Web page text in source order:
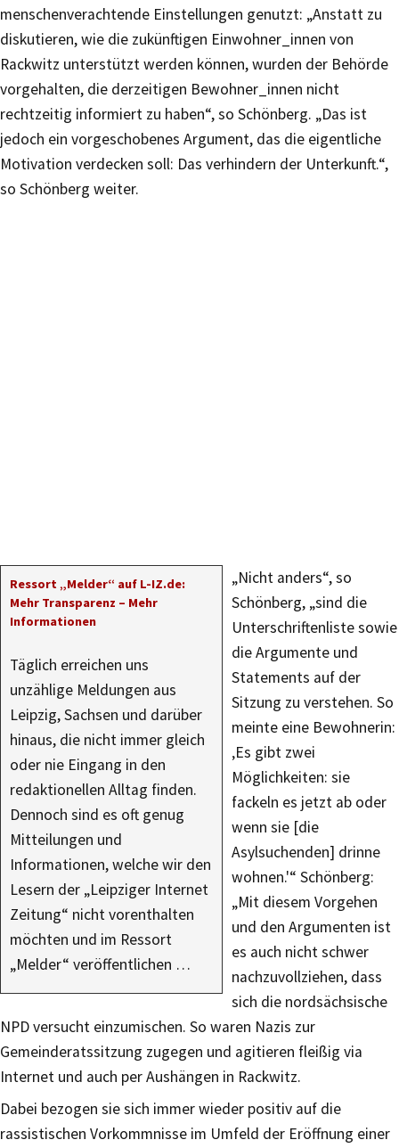
menschenverachtende Einstellungen genutzt: „Anstatt zu
diskutieren, wie die zukünftigen Einwohner_innen von
Rackwitz unterstützt werden können, wurden der Behörde
vorgehalten, die derzeitigen Bewohner_innen nicht
rechtzeitig informiert zu haben“, so Schönberg. „Das ist
jedoch ein vorgeschobenes Argument, das die eigentliche
Motivation verdecken soll: Das verhindern der Unterkunft.“,
so Schönberg weiter.
Ressort „Melder“ auf L-IZ.de:
Mehr Transparenz – Mehr
Informationen
Täglich erreichen uns
unzählige Meldungen aus
Leipzig, Sachsen und darüber
hinaus, die nicht immer gleich
oder nie Eingang in den
redaktionellen Alltag finden.
Dennoch sind es oft genug
Mitteilungen und
Informationen, welche wir den
Lesern der „Leipziger Internet
Zeitung“ nicht vorenthalten
möchten und im Ressort
„Melder“ veröffentlichen …
„Nicht anders“, so
Schönberg, „sind die
Unterschriftenliste sowie
die Argumente und
Statements auf der
Sitzung zu verstehen. So
meinte eine Bewohnerin:
‚Es gibt zwei
Möglichkeiten: sie
fackeln es jetzt ab oder
wenn sie [die
Asylsuchenden] drinne
wohnen.'“ Schönberg:
„Mit diesem Vorgehen
und den Argumenten ist
es auch nicht schwer
nachzuvollziehen, dass
sich die nordsächsische
NPD versucht einzumischen. So waren Nazis zur
Gemeinderatssitzung zugegen und agitieren fleißig via
Internet und auch per Aushängen in Rackwitz.
Dabei bezogen sie sich immer wieder positiv auf die
rassistischen Vorkommnisse im Umfeld der Eröffnung einer